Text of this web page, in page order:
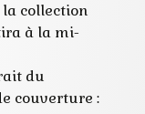
collection
à la mi-
du
couverture :